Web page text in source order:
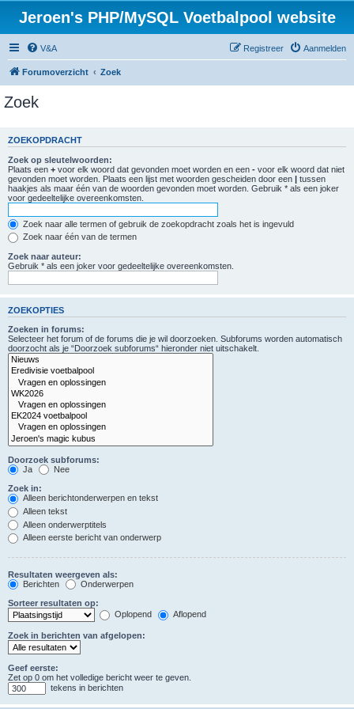
Jeroen's PHP/MySQL Voetbalpool website
V&A Aanmelden
Registreer
Forumoverzicht Zoek
Zoek
ZOEKOPDRACHT
Zoek op sleutelwoorden:
Plaats een + voor elk woord dat gevonden moet worden en een - voor elk woord dat niet
gevonden moet worden. Plaats een lijst met woorden gescheiden door een | tussen
haakjes als maar één van de woorden gevonden moet worden. Gebruik * als een joker
voor gedeeltelijke overeenkomsten.
Zoek naar alle termen of gebruik de zoekopdracht zoals het is ingevuld
Zoek naar één van de termen
Zoek naar auteur:
Gebruik * als een joker voor gedeeltelijke overeenkomsten.
ZOEKOPTIES
Zoeken in forums:
Selecteer het forum of de forums die je wil doorzoeken. Subforums worden automatisch
doorzocht als je “Doorzoek subforums“ hieronder niet uitschakelt.
Doorzoek subforums:
Ja
Nee
Zoek in:
Alleen berichtonderwerpen en tekst
Alleen tekst
Alleen onderwerptitels
Alleen eerste bericht van onderwerp
Resultaten weergeven als:
Berichten
Onderwerpen
Sorteer resultaten op:
Oplopend
Aflopend
Zoek in berichten van afgelopen:
Geef eerste:
Zet op 0 om het volledige bericht weer te geven.
tekens in berichten